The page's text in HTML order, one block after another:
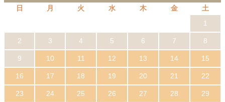
日
月 火 水 木 金
土
1
2 3 4 5 6 7 8
9 10 11 12 13 14 15
16 17 18 19 20 21 22
23 24 25 26 27 28 29